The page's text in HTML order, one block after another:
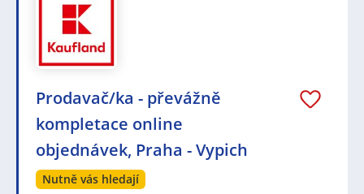
Prodavač/ka - převážně
kompletace online
objednávek, Praha - Vypich
Nutně vás hledají